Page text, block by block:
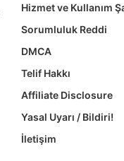
Hizmet ve Kullanım
Sorumluluk Reddi
DMCA
Telif Hakkı
Affiliate Disclosure
Yasal Uyarı / Bildiri!
İletişim